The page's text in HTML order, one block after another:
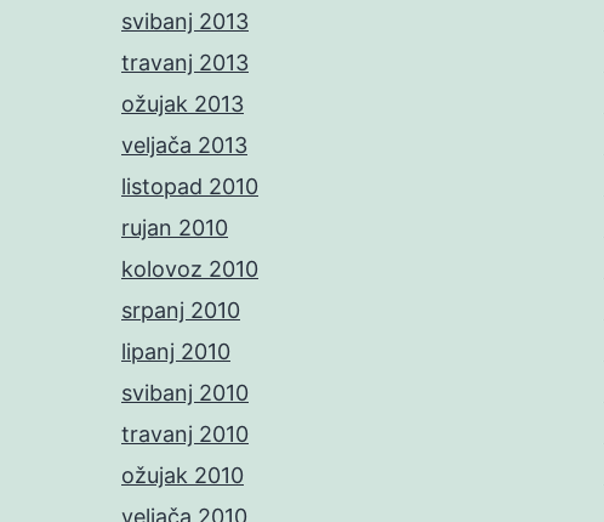
svibanj 2013
travanj 2013
ožujak 2013
veljača 2013
listopad 2010
rujan 2010
kolovoz 2010
srpanj 2010
lipanj 2010
svibanj 2010
travanj 2010
ožujak 2010
veljača 2010